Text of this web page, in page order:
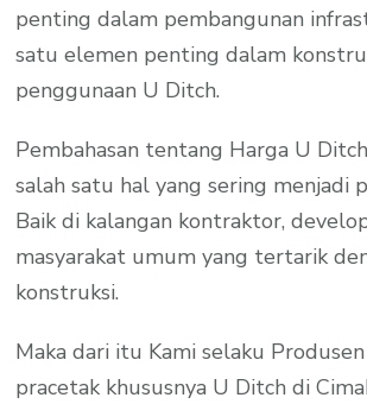
penting dalam pembangunan
satu elemen penting dalam
penggunaan U Ditch.
Pembahasan tentang Harga U
salah satu hal yang sering menjadi
Baik di kalangan kontraktor,
masyarakat umum yang tertarik
konstruksi.
Maka dari itu Kami selaku
pracetak khususnya U Ditch di